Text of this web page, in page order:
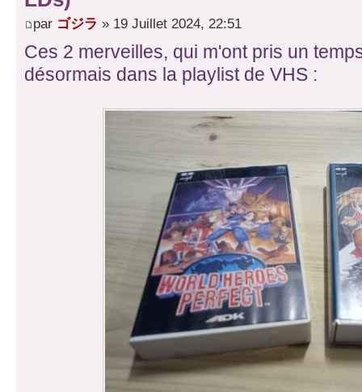
par ゴジラ » 19 Juillet 2024, 22:51
Ces 2 merveilles, qui m'ont pris un
désormais dans la playlist de VHS :